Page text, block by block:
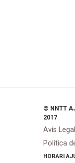
© NNTT
2017
Avís Legal
Política
HORARI